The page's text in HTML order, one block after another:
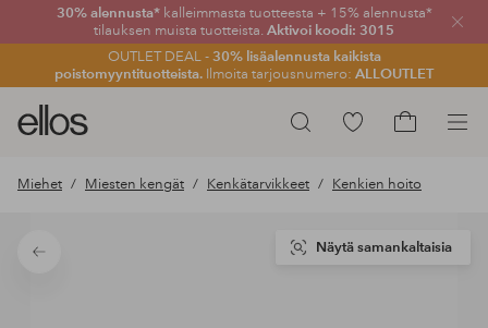
30% alennusta*kalleimmasta tuotteesta + 15% alennusta*
tilauksen muista tuotteista. Aktivoi koodi: 3015
OUTLET DEAL -30% lisäalennusta kaikista
poistomyyntituotteista. Ilmoita tarjousnumero: ALLOUTLET
Sulje
Hae
Ellos-
logo
siirry
Siirry
suosikkituotteisiin
Miehet Miesten kengät Kenkätarvikkeet Kenkien hoito
Takaisin
Näytä samankaltaisia